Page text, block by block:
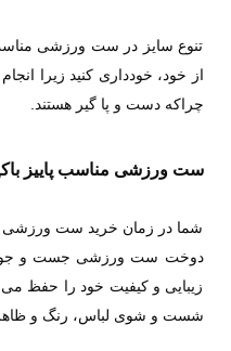
تنوع سایز در ست ورزشی
از خود، خودداری کنید زیرا
چراکه دست و پا گیر هستند‌.
ست ورزشی مناسب پاییز
شما در زمان خرید ست ورزشی
دوخت ست ورزشی جست و جو
زیبایی و کیفیت خود را حفظ
شست و شوی لباس، رنگ و ظاهر